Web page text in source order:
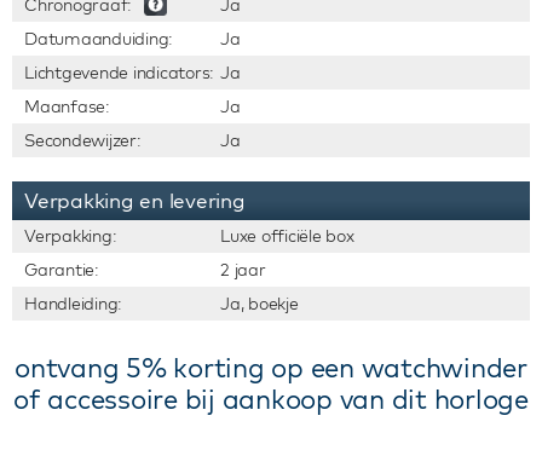
Chronograaf:
Ja
Datumaanduiding:
Ja
Lichtgevende indicators: Ja
Maanfase:
Ja
Secondewijzer:
Ja
Verpakking en levering
Verpakking:
Luxe officiële box
Garantie:
2 jaar
Handleiding:
Ja, boekje
ontvang 5% korting op een watchwinder
of accessoire bij aankoop van dit horloge